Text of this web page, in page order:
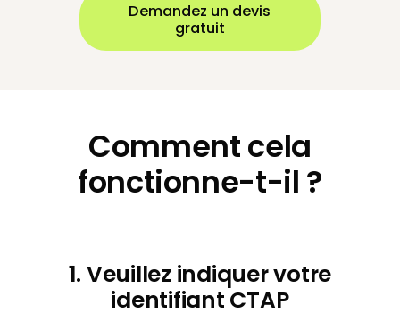
Demandez un devis
gratuit
Comment cela
fonctionne-t-il ?
1. Veuillez indiquer votre
identifiant CTAP